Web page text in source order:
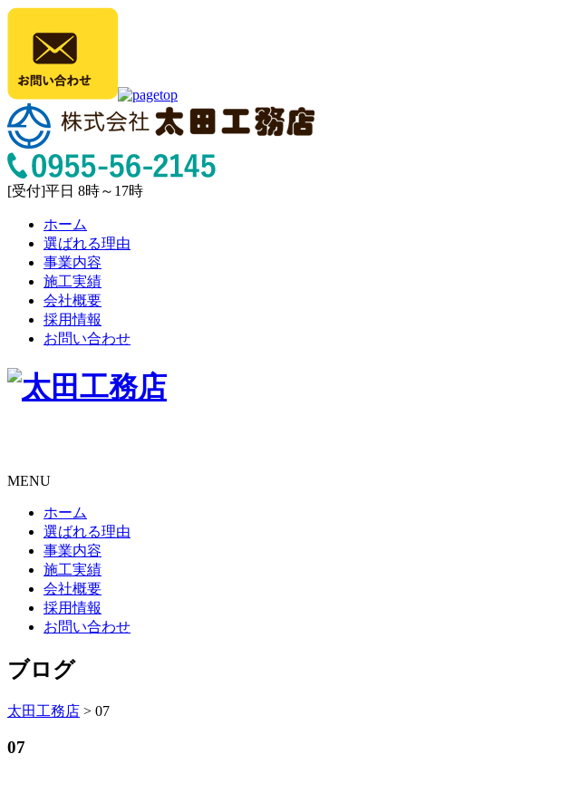
[受付]平日 8時～17時
ホーム
選ばれる理由
事業内容
施工実績
会社概要
採用情報
お問い合わせ
MENU
ホーム
選ばれる理由
事業内容
施工実績
会社概要
採用情報
お問い合わせ
ブログ
太田工務店 > 07
07